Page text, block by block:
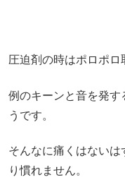
圧迫剤の時はポロポ
例のキーンと音を発す
うです。
そんなに痛くはない
り慣れません。